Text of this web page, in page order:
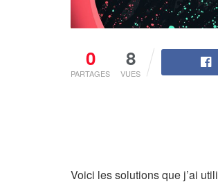
0
PARTAGES
8
VUES
Voici les solutions que j’ai